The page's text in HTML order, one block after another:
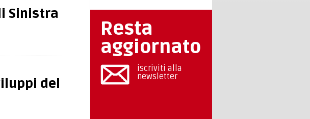
Sinistra
del
Resta
aggiornato
iscriviti alla
newsletter